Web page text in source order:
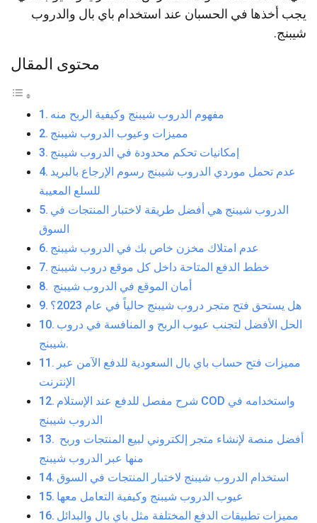
يجب أخذها في الحسبان عند استخدام باي بال والدروب
شيبنج.
محتوى المقال
مفهوم الدروب شيبنج وكيفية الربح منه
مميزات وعيوب الدروب شيبنج
إمكانيات تحكم محدودة في الدروب شيبنج
عدم تحمل موردي الدروب شيبنج رسوم الإرجاع بالبريد
للسلع المعيبة
الدروب شيبنج هي أفضل طريقة لاختبار المنتجات في
السوق
عدم امتلاك مخزن خاص بك في الدروب شيبنج
خطط الدفع المتاحة داخل كل موقع دروب شيبنج
أمان الموقع في الدروب شيبنج
هل يستحق فتح متجر دروب شيبنج حالياً في عام 2023؟
الحل الأفضل لتجنب عيوب الربح و المنافسة في دروب
شيبنج.
مميزات فتح حساب باي بال السعودية للدفع الآمن عبر
الإنترنت
شرح مفصل للدفع عند الإستلام COD واستخدامه في
الدروب شيبنج
منها عبر الدروب شيبنج
استخدام الدروب شيبنج لاختبار المنتجات في السوق
عيوب الدروب شيبنج وكيفية التعامل معها
مميزات تطبيقات الدفع المختلفة مثل باي بال والبدائل